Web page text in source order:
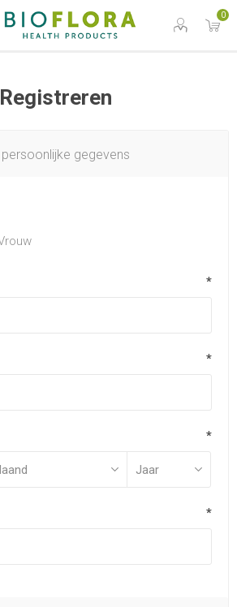
0
Registreren
persoonlijke gegevens
*
*
*
*